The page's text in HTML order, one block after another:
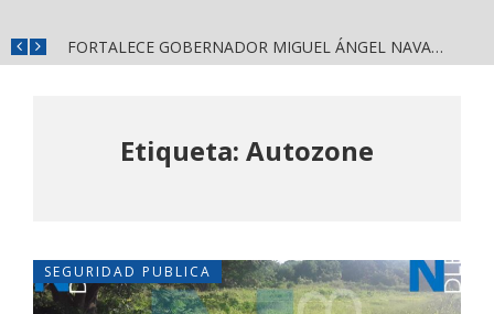
FORTALECE GOBERNADOR MIGUEL ÁNGEL NAVARRO LA COORDINACIÓN CON EL SECTOR EDUCATIVO EN NAYARIT
Etiqueta: Autozone
SEGURIDAD PUBLICA